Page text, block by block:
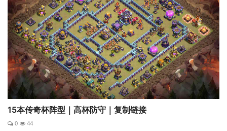
15本传奇杯阵型｜高杯防守｜复制链接
0 44